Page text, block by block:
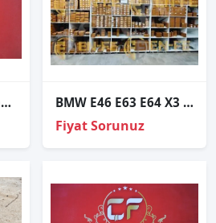
Bmw m5 vi̇raj led modülü sol orj çıkma bmw m5 vi̇raj led modülü sol orj çıkma 185.550-01 BMW E46 E63 E64 X3 E83 Xenon Far Beyni 1307329074 63126907496
Fiyat Sorunuz